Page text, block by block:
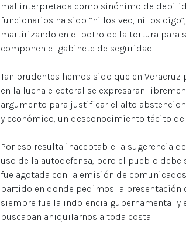
mal interpretada como sinónimo de
funcionarios ha sido “ni los veo, ni los
martirizando en el potro de la tortura para
componen el gabinete de seguridad.
Tan prudentes hemos sido que en
en la lucha electoral se expresaran
argumento para justificar el alto
y económico, un desconocimiento tácito de
Por eso resulta inaceptable la sugerencia
uso de la autodefensa, pero el pueblo
fue agotada con la emisión de
partido en donde pedimos la presentación
siempre fue la indolencia gubernamental
buscaban aniquilarnos a toda costa.